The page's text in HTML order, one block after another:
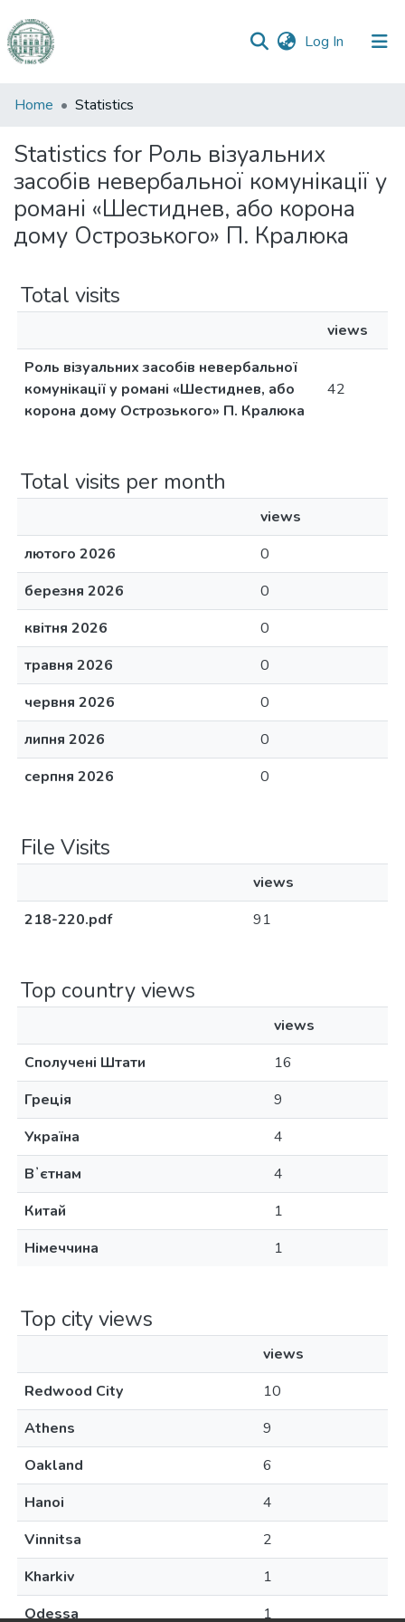
Log In (current)
Communities
Collections
All of DSpace
Home Statistics
Statistics for Роль візуальних
засобів невербальної комунікації у
романі «Шестиднев, або корона
дому Острозького» П. Кралюка
Total visits
views
Роль візуальних засобів невербальної
комунікації у романі «Шестиднев, або
корона дому Острозького» П. Кралюка
42
Total visits per month
views
лютого 2026
0
березня 2026
0
квітня 2026
0
травня 2026
0
червня 2026
0
липня 2026
0
серпня 2026
0
File Visits
views
218-220.pdf
91
Top country views
views
Сполучені Штати
16
Греція
9
Україна
4
Вʼєтнам
4
Китай
1
Німеччина
1
Top city views
views
Redwood City
10
Athens
9
Oakland
6
Hanoi
4
Vinnitsa
2
Kharkiv
1
Odessa
1